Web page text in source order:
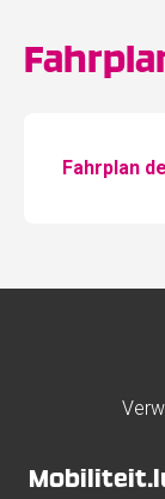
Fahrplan